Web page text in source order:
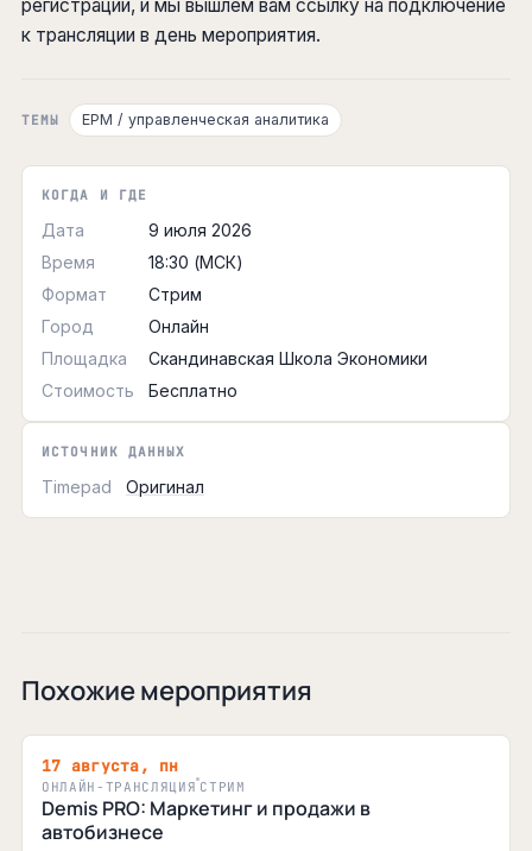
регистрации, и мы вышлем вам ссылку на подключение
к трансляции в день мероприятия.
ТЕМЫ EPM / управленческая аналитика
КОГДА И ГДЕ
Дата
9 июля 2026
Время
18:30 (МСК)
Формат
Стрим
Город
Онлайн
Площадка
Скандинавская Школа Экономики
Стоимость
Бесплатно
ИСТОЧНИК ДАННЫХ
Timepad Оригинал
Похожие мероприятия
17 августа, пн
ОНЛАЙН-ТРАНСЛЯЦИЯ СТРИМ
Demis PRO: Маркетинг и продажи в
автобизнесе